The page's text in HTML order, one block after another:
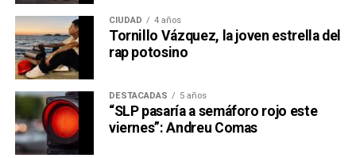
CIUDAD 4 años
Tornillo Vázquez, la joven estrella del
rap potosino
DESTACADAS 5 años
“SLP pasaría a semáforo rojo este
viernes”: Andreu Comas